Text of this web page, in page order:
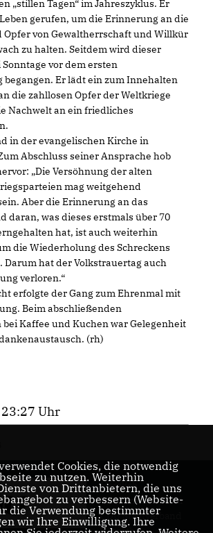
„stillen Tagen“ im Jahreszyklus. Er
gerufen, um die Erinnerung an die
Opfer von Gewaltherrschaft und Willkür
zu halten. Seitdem wird dieser
vor dem ersten
begangen. Er lädt ein zum Innehalten
die zahllosen Opfer der Weltkriege
Nachwelt an ein friedliches
in der evangelischen Kirche in
Abschluss seiner Ansprache hob
„Die Versöhnung der alten
mag weitgehend
Aber die Erinnerung an das
daran, was dieses erstmals über 70
hat, ist auch weiterhin
die Wiederholung des Schreckens
Darum hat der Volkstrauertag auch
verloren.“
erfolgte der Gang zum Ehrenmal mit
Beim abschließenden
Kaffee und Kuchen war Gelegenheit
(rh)
Uhr
Herzlich
Willkommen beim
CDU Stadtverband
Cookies, die notwendig
zu nutzen. Weiterhin
von Drittanbietern, die uns
zu verbessern (Website-
die Verwendung bestimmter
wir Ihre Einwilligung. Ihre